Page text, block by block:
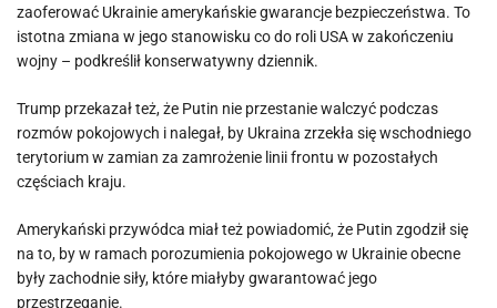
zaoferować Ukrainie amerykańskie gwarancje bezpieczeństwa. To
istotna zmiana w jego stanowisku co do roli USA w zakończeniu
wojny – podkreślił konserwatywny dziennik.
Trump przekazał też, że Putin nie przestanie walczyć podczas
rozmów pokojowych i nalegał, by Ukraina zrzekła się wschodniego
terytorium w zamian za zamrożenie linii frontu w pozostałych
częściach kraju.
Amerykański przywódca miał też powiadomić, że Putin zgodził się
na to, by w ramach porozumienia pokojowego w Ukrainie obecne
były zachodnie siły, które miałyby gwarantować jego
przestrzeganie.